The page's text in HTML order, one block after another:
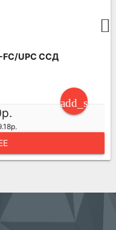
FC/UPC ССД